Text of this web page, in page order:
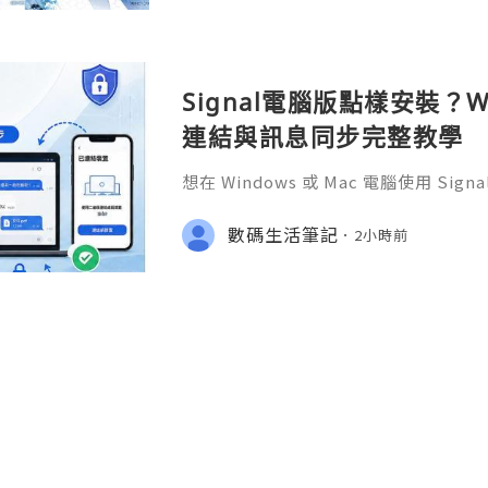
Signal電腦版點樣安裝？
連結與訊息同步完整教學
想在 Windows 或 Mac 電腦使用
版設成已連結裝置。
數碼生活筆記 2小時前